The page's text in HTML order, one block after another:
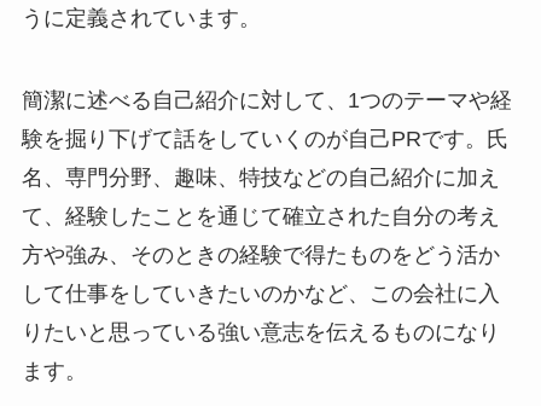
うに定義されています。
簡潔に述べる自己紹介に対して、1つのテーマや経
験を掘り下げて話をしていくのが自己PRです。氏
名、専門分野、趣味、特技などの自己紹介に加え
て、経験したことを通じて確立された自分の考え
方や強み、そのときの経験で得たものをどう活か
して仕事をしていきたいのかなど、この会社に入
りたいと思っている強い意志を伝えるものになり
ます。